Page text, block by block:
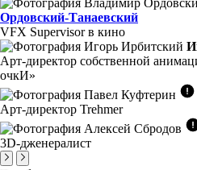
Ордовский-Танаевский
VFX Supervisor в кино
Арт-директор собственной
очкИ»
Арт-директор Trehmer
3D-дженералист